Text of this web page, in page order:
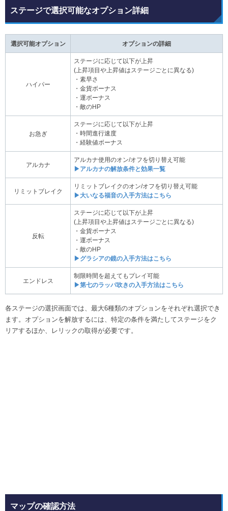
ステージで選択可能なオプション詳細
選択可能オプション オプションの詳細
ハイパー
ステージに応じて以下が上昇
(上昇項目や上昇値はステージごとに異なる)
・素早さ
・金貨ボーナス
・運ボーナス
・敵のHP
お急ぎ
ステージに応じて以下が上昇
・時間進行速度
・経験値ボーナス
アルカナ
アルカナ使用のオン/オフを切り替え可能
▶アルカナの解放条件と効果一覧
リミットブレイク
リミットブレイクのオン/オフを切り替え可能
▶大いなる福音の入手方法はこちら
反転
ステージに応じて以下が上昇
(上昇項目や上昇値はステージごとに異なる)
・金貨ボーナス
・運ボーナス
・敵のHP
▶グラシアの鏡の入手方法はこちら
エンドレス
制限時間を超えてもプレイ可能
▶第七のラッパ吹きの入手方法はこちら
各ステージの選択画面では、最大6種類のオプションをそれぞれ選択でき
ます。オプションを解放するには、特定の条件を満たしてステージをク
リアするほか、レリックの取得が必要です。
マップの確認方法